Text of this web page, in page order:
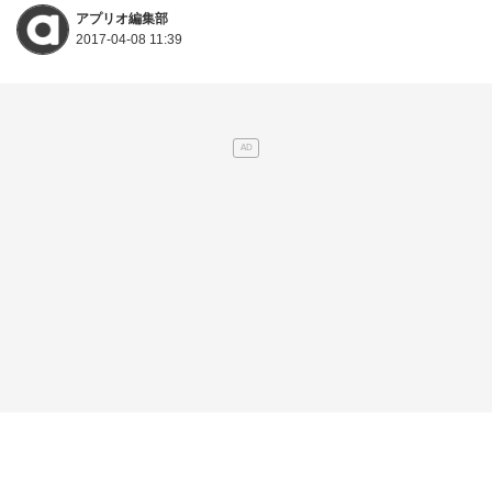
アプリオ編集部
2017-04-08 11:39